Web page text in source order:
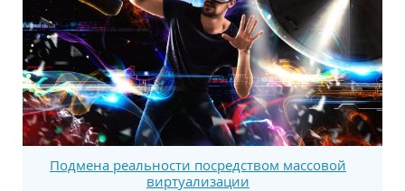
Подмена реальности посредством массовой
виртуализации